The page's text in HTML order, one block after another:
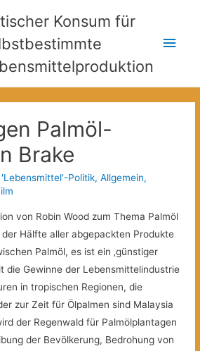
Konsum für
Palmöl-
Brake
'Lebensmittel'-Politik,Allgemein,
von Robin Wood zum Thema Palmöl
Hälfte aller abgepackten Produkte
Palmöl,es ist ein ‚günstiger
die Gewinne der Lebensmittelindustrie
in tropischen Regionen, die
zur Zeit für Ölpalmen sind Malaysia
der Regenwald für Palmölplantagen
der Bevölkerung, Bedrohung von